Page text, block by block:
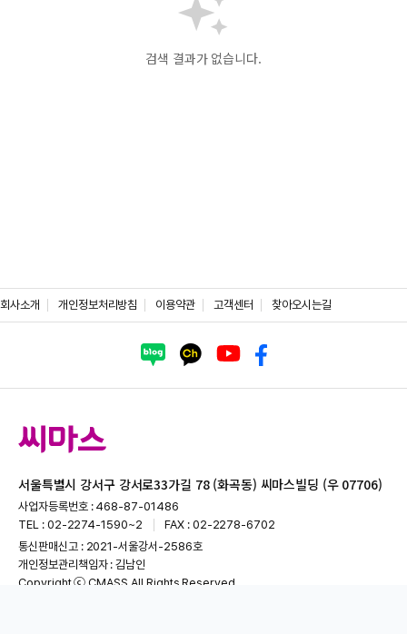
검색 결과가 없습니다.
회사소개 개인정보처리방침 이용약관 고객센터 찾아오시는길
서울특별시 강서구 강서로33가길 78 (화곡동) 씨마스빌딩 (우 07706)
사업자등록번호 : 468-87-01486
TEL : 02-2274-1590~2
FAX : 02-2278-6702
통신판매신고 : 2021-서울강서-2586호
개인정보관리책임자 : 김남인
Copyright ⓒ CMASS All Rights Reserved